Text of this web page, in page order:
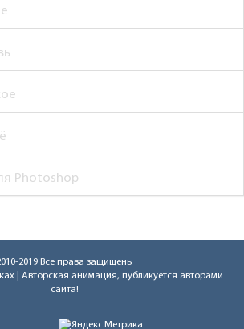
Photoshop
2019 Все права защищены
| Авторская анимация, публикуется авторами
сайта!